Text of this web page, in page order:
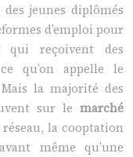
jeunes diplômés
d’emploi pour
qui reçoivent des
qu’on appelle le
la majorité des
sur le marché
la cooptation
même qu’une